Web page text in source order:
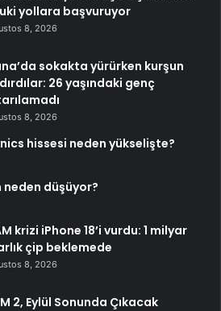
yollara başvuruyor
8, 2026
sokakta yürürken kurşun
26 yaşındaki genç
8, 2026
hissesi neden yükselişte?
neden düşüyor?
krizi iPhone 18’i vurdu: 1 milyar
çip beklemede
8, 2026
2, Eylül Sonunda Çıkacak